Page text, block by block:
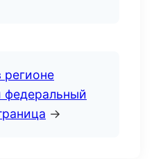
регионе
федеральный
→